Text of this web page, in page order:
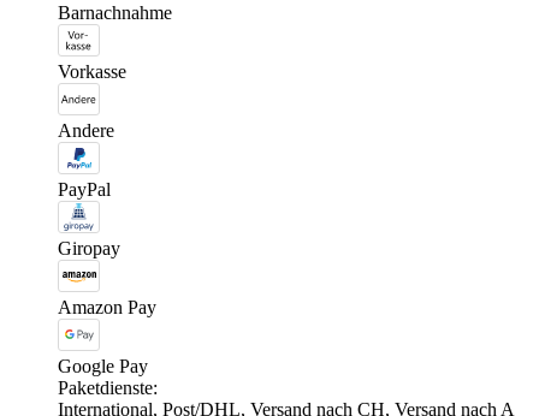
Barnachnahme
Vorkasse
Andere
PayPal
Giropay
Amazon Pay
Google Pay
Paketdienste:
International, Post/DHL, Versand nach CH, Versand nach A